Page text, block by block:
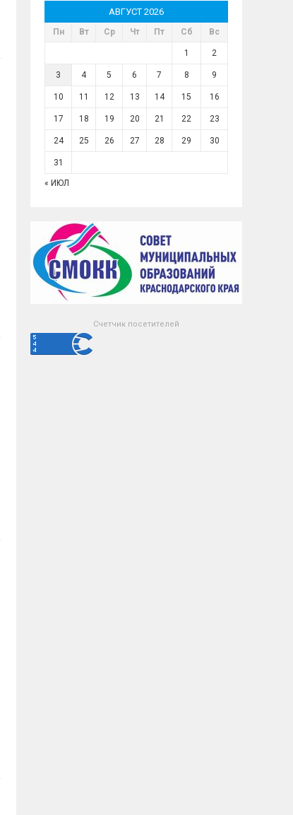
АВГУСТ 2026
Пн Вт Ср Чт Пт Сб Вс
1 2
3 4 5 6 7 8 9
10 11 12 13 14 15 16
17 18 19 20 21 22 23
24 25 26 27 28 29 30
31
« ИЮЛ
Счетчик посетителей